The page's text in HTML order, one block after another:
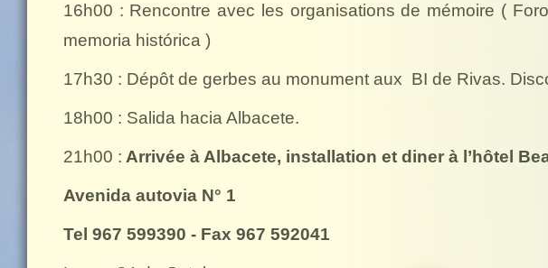
16h00 : Rencontre avec les organisations de mémoire (
memoria histórica )
17h30 : Dépôt de gerbes au monument aux BI de Rivas.
18h00 : Salida hacia Albacete.
21h00 : Arrivée à Albacete, installation et diner à l’hôtel
Avenida autovia N° 1
Tel 967 599390 - Fax 967 592041